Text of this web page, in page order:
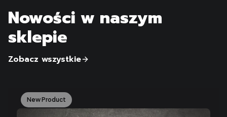
Nowości w naszym
sklepie
Zobacz wszystkie
New Product